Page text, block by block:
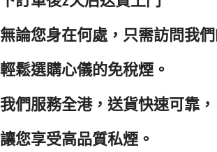
無論您身在何處，只需訪問我們
輕鬆選購心儀的免稅煙。
我們服務全港，送貨快速可靠，
讓您享受高品質私煙。